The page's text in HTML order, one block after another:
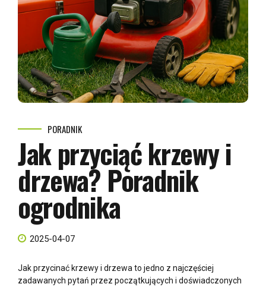
PORADNIK
Jak przyciąć krzewy i
drzewa? Poradnik
ogrodnika
2025-04-07
Jak przycinać krzewy i drzewa to jedno z najczęściej
zadawanych pytań przez początkujących i doświadczonych